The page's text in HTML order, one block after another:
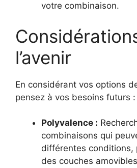
votre combinaison.
l’avenir
En considérant vos options
pensez à vos besoins futurs :
Polyvalence :
combinaisons qui
différentes conditions,
des couches